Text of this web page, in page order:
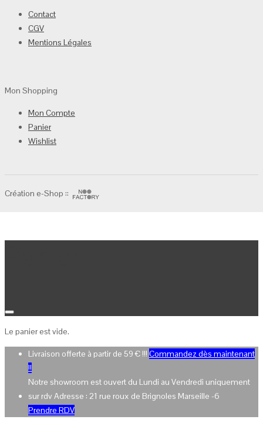
Contact
CGV
Mentions Légales
Mon Shopping
Mon Compte
Panier
Wishlist
Création e-Shop ::
Le panier est vide.
Livraison offerte à partir de 59 € !!! Commandez dès maintenant
!!
Notre showroom est ouvert du Lundi au Vendredi uniquement
sur rdv Adresse : 21 rue roux de Brignoles Marseille -6
Prendre RDV